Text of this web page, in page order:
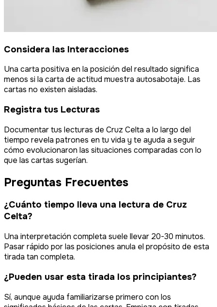
Considera las Interacciones
Una carta positiva en la posición del resultado significa
menos si la carta de actitud muestra autosabotaje. Las
cartas no existen aisladas.
Registra tus Lecturas
Documentar tus lecturas de Cruz Celta a lo largo del
tiempo revela patrones en tu vida y te ayuda a seguir
cómo evolucionaron las situaciones comparadas con lo
que las cartas sugerían.
Preguntas Frecuentes
¿Cuánto tiempo lleva una lectura de Cruz
Celta?
Una interpretación completa suele llevar 20-30 minutos.
Pasar rápido por las posiciones anula el propósito de esta
tirada tan completa.
¿Pueden usar esta tirada los principiantes?
Sí, aunque ayuda familiarizarse primero con los